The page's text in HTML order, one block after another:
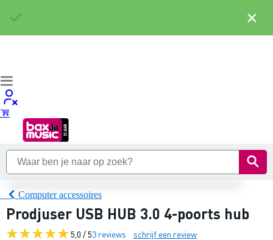
Computer accessoires
Prodjuser USB HUB 3.0 4-poorts hub
5,0 / 53 reviews schrijf een review
×